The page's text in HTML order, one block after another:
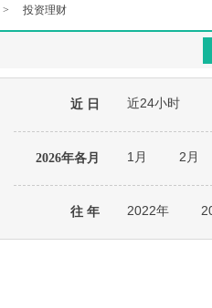
> 投资理财
近 日 近24小时
2026年各月 1月 2月
往 年 2022年